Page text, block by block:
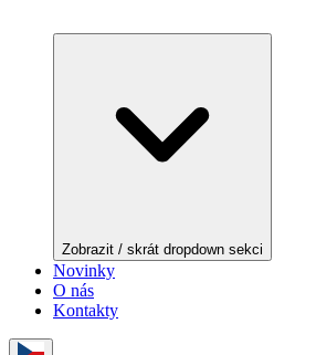
Zobrazit / skrát dropdown sekci
Novinky
O nás
Kontakty